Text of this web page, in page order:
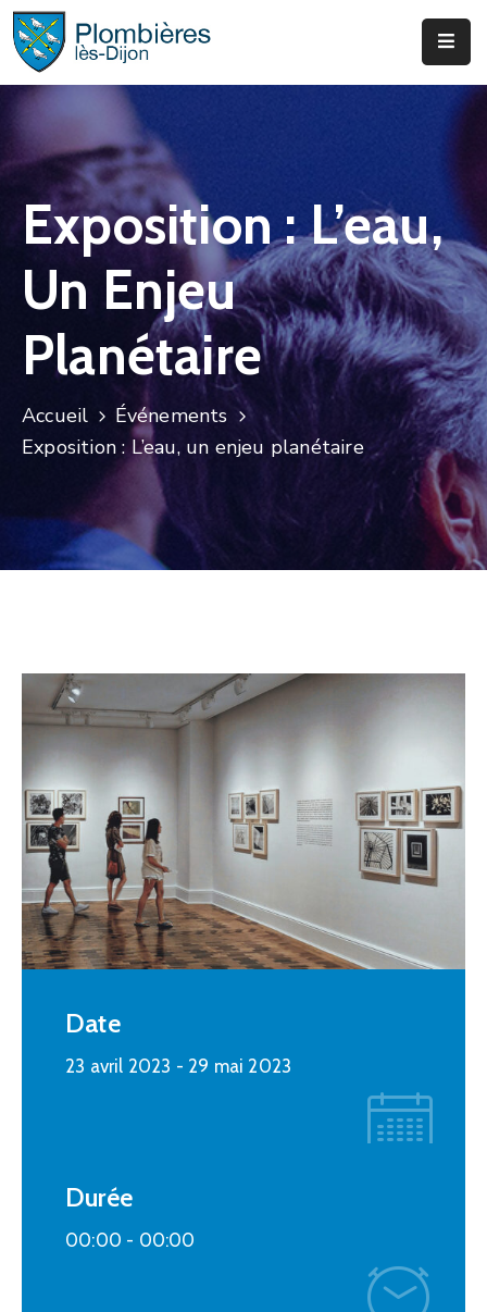
Municipalité
Services
Faire
Infos
Actus
Exposition : L’eau,
Un Enjeu
Planétaire
Accueil
Événements
Exposition : L’eau, un enjeu planétaire
Date
23 avril 2023 - 29 mai 2023
Durée
00:00 - 00:00